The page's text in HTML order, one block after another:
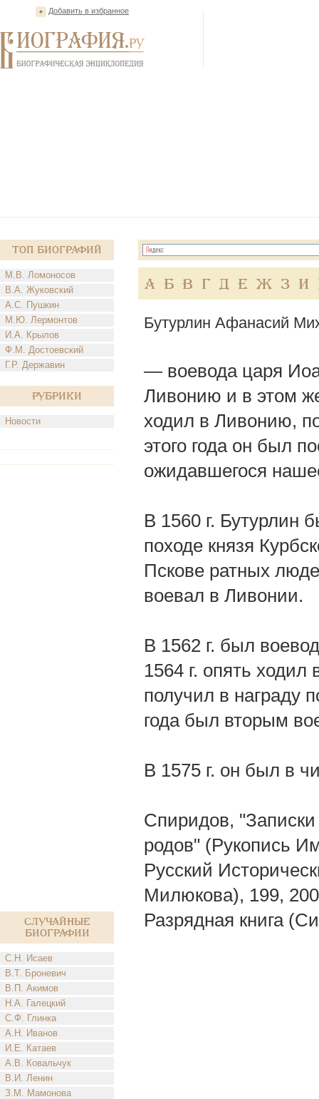
Добавить в избранное
Топ Биографий
М.В. Ломоносов
В.А. Жуковский
А.С. Пушкин
М.Ю. Лермонтов
И.А. Крылов
Ф.М. Достоевский
Г.Р. Державин
Рубрики
Новости
Случайные
биографии
С.Н. Исаев
В.Т. Броневич
В.П. Акимов
Н.А. Галецкий
С.Ф. Глинка
А.Н. Иванов
И.Е. Катаев
А.В. Ковальчук
В.И. Ленин
З.М. Мамонова
А Б В Г Д Е Ж З И
Бутурлин Афанасий
— воевода царя
Ливонию и в этом
ходил в Ливонию,
этого года он был
ожидавшегося
В 1560 г. Бутурлин
походе князя
Пскове ратных
воевал в Ливонии.
В 1562 г. был
1564 г. опять
получил в награду
года был вторым
В 1575 г. он был в
Спиридов,
родов" (Рукопись
Русский
Милюкова), 199,
Разрядная книга